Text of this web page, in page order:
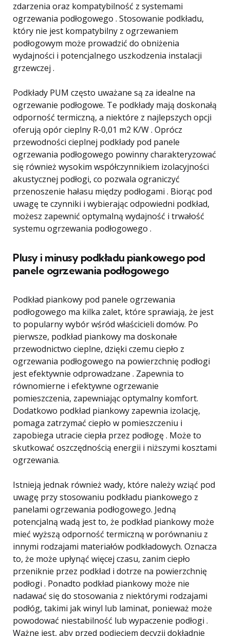
zdarzenia oraz kompatybilność z systemami
ogrzewania podłogowego . Stosowanie podkładu,
który nie jest kompatybilny z ogrzewaniem
podłogowym może prowadzić do obniżenia
wydajności i potencjalnego uszkodzenia instalacji
grzewczej .
Podkłady PUM często uważane są za idealne na
ogrzewanie podłogowe. Te podkłady mają doskonałą
odporność termiczną, a niektóre z najlepszych opcji
oferują opór cieplny R-0,01 m2 K/W . Oprócz
przewodności cieplnej podkłady pod panele
ogrzewania podłogowego powinny charakteryzować
się również wysokim współczynnikiem izolacyjności
akustycznej podłogi, co pozwala ograniczyć
przenoszenie hałasu między podłogami . Biorąc pod
uwagę te czynniki i wybierając odpowiedni podkład,
możesz zapewnić optymalną wydajność i trwałość
systemu ogrzewania podłogowego .
Plusy i minusy podkładu piankowego pod
panele ogrzewania podłogowego
Podkład piankowy pod panele ogrzewania
podłogowego ma kilka zalet, które sprawiają, że jest
to popularny wybór wśród właścicieli domów. Po
pierwsze, podkład piankowy ma doskonałe
przewodnictwo cieplne, dzięki czemu ciepło z
ogrzewania podłogowego na powierzchnię podłogi
jest efektywnie odprowadzane . Zapewnia to
równomierne i efektywne ogrzewanie
pomieszczenia, zapewniając optymalny komfort.
Dodatkowo podkład piankowy zapewnia izolację,
pomaga zatrzymać ciepło w pomieszczeniu i
zapobiega utracie ciepła przez podłogę . Może to
skutkować oszczędnością energii i niższymi kosztami
ogrzewania.
Istnieją jednak również wady, które należy wziąć pod
uwagę przy stosowaniu podkładu piankowego z
panelami ogrzewania podłogowego. Jedną
potencjalną wadą jest to, że podkład piankowy może
mieć wyższą odporność termiczną w porównaniu z
innymi rodzajami materiałów podkładowych. Oznacza
to, że może upłynąć więcej czasu, zanim ciepło
przeniknie przez podkład i dotrze na powierzchnię
podłogi . Ponadto podkład piankowy może nie
nadawać się do stosowania z niektórymi rodzajami
podłóg, takimi jak winyl lub laminat, ponieważ może
powodować niestabilność lub wypaczenie podłogi .
Ważne jest, aby przed podjęciem decyzji dokładnie